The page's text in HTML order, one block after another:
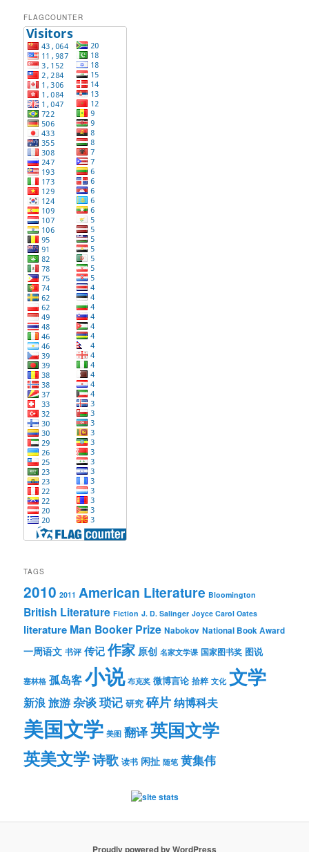
FLAGCOUNTER
TAGS
2010 2011 American Literature Bloomington
British Literature Fiction J. D. Salinger Joyce Carol Oates
literature Man Booker Prize Nabokov National Book Award
一周语文 书评 传记作家 原创 名家文学课 国家图书奖 图说
塞林格 孤岛客小说 布克奖 微博言论 拾粹 文化 文学
新浪旅游杂谈琐记 研究 碎片纳博科夫
美国文学 美图 翻译英国文学
英美文学诗歌 读书 闲扯 随笔 黄集伟